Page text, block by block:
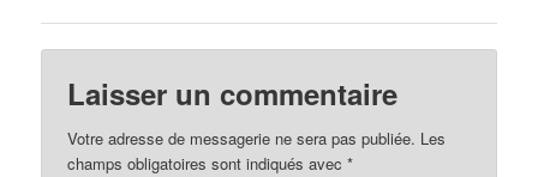
Laisser un commentaire
Votre adresse de messagerie ne sera pas publiée. Les
champs obligatoires sont indiqués avec*